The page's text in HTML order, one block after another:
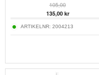
105,00
135,00kr
ARTIKELNR: 2004213